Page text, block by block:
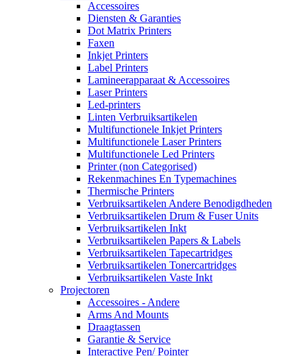
Accessoires
Diensten & Garanties
Dot Matrix Printers
Faxen
Inkjet Printers
Label Printers
Lamineerapparaat & Accessoires
Laser Printers
Led-printers
Linten Verbruiksartikelen
Multifunctionele Inkjet Printers
Multifunctionele Laser Printers
Multifunctionele Led Printers
Printer (non Categorised)
Rekenmachines En Typemachines
Thermische Printers
Verbruiksartikelen Andere Benodigdheden
Verbruiksartikelen Drum & Fuser Units
Verbruiksartikelen Inkt
Verbruiksartikelen Papers & Labels
Verbruiksartikelen Tapecartridges
Verbruiksartikelen Tonercartridges
Verbruiksartikelen Vaste Inkt
Projectoren
Accessoires - Andere
Arms And Mounts
Draagtassen
Garantie & Service
Interactive Pen/ Pointer